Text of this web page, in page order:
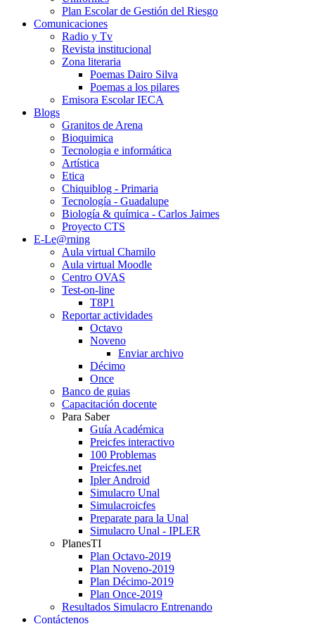
Plan Escolar de Gestión del Riesgo
Comunicaciones
Radio y Tv
Revista institucional
Zona literaria
Poemas Dairo Silva
Poemas a los pilares
Emisora Escolar IECA
Blogs
Granitos de Arena
Bioquimica
Tecnologia e informática
Artística
Etica
Chiquiblog - Primaria
Tecnología - Guadalupe
Biología & química - Carlos Jaimes
Proyecto CTS
E-Le@rning
Aula virtual Chamilo
Aula virtual Moodle
Centro OVAS
Test-on-line
T8P1
Reportar actividades
Octavo
Noveno
Enviar archivo
Décimo
Once
Banco de guias
Capacitación docente
Para Saber
Guía Académica
Preicfes interactivo
100 Problemas
Preicfes.net
Ipler Android
Simulacro Unal
Simulacroicfes
Preparate para la Unal
Simulacro Unal - IPLER
PlanesTI
Plan Octavo-2019
Plan Noveno-2019
Plan Décimo-2019
Plan Once-2019
Resultados Simulacro Entrenando
Contáctenos